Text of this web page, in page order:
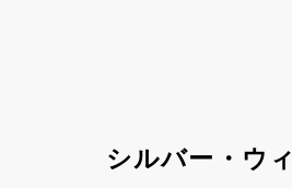
シルバー・ウ